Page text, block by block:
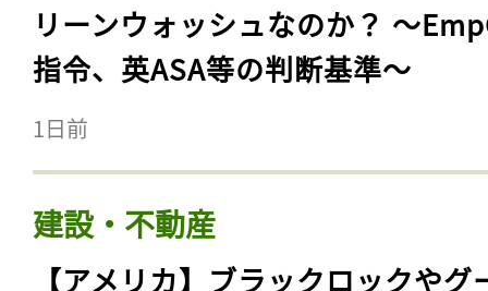
リーンウォッシュなのか？ 〜
指令、英ASA等の判断基準〜
1日前
建設・不動産
【アメリカ】ブラックロックやグ